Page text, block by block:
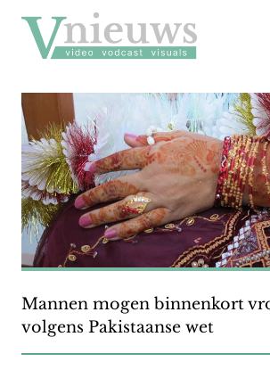
naar
inhoud
Mannen mogen binnenkort
volgens Pakistaanse wet